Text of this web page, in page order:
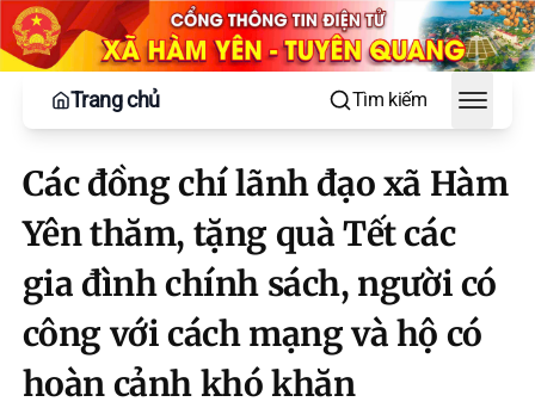
Trang chủ Tìm kiếm
Toggle
Các đồng chí lãnh đạo xã Hàm
Yên thăm, tặng quà Tết các
gia đình chính sách, người có
công với cách mạng và hộ có
hoàn cảnh khó khăn